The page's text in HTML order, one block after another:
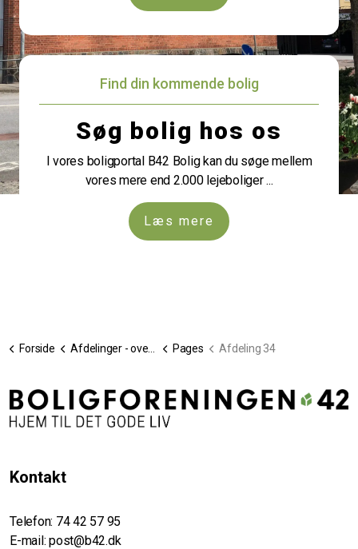
Find din kommende bolig
Søg bolig hos os
I vores boligportal B42 Bolig kan du søge mellem
vores mere end 2.000 lejeboliger ...
Læs mere
Forside Afdelinger - oversigt Pages Afdeling 34
Kontakt
Telefon: 74 42 57 95
E-mail: post@b42.dk